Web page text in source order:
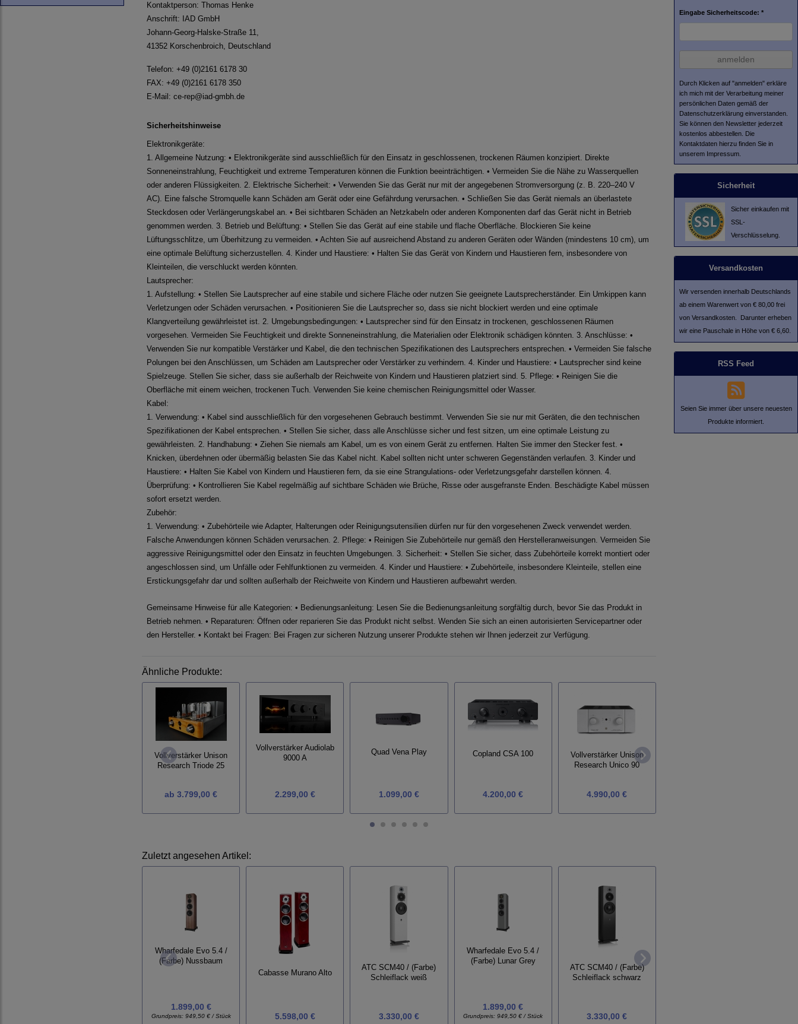
Kontaktperson: Thomas Henke
Anschrift: IAD GmbH
Johann-Georg-Halske-Straße 11,
41352 Korschenbroich, Deutschland
Telefon: +49 (0)2161 6178 30
FAX: +49 (0)2161 6178 350
E-Mail: ce-rep@iad-gmbh.de
Sicherheitshinweise
Elektronikgeräte:
1. Allgemeine Nutzung: • Elektronikgeräte sind ausschließlich für den Einsatz in geschlossenen, trockenen Räumen konzipiert. Direkte
Sonneneinstrahlung, Feuchtigkeit und extreme Temperaturen können die Funktion beeinträchtigen. • Vermeiden Sie die Nähe zu Wasserquellen
oder anderen Flüssigkeiten. 2. Elektrische Sicherheit: • Verwenden Sie das Gerät nur mit der angegebenen Stromversorgung (z. B. 220–240 V
AC). Eine falsche Stromquelle kann Schäden am Gerät oder eine Gefährdung verursachen. • Schließen Sie das Gerät niemals an überlastete
Steckdosen oder Verlängerungskabel an. • Bei sichtbaren Schäden an Netzkabeln oder anderen Komponenten darf das Gerät nicht in Betrieb
genommen werden. 3. Betrieb und Belüftung: • Stellen Sie das Gerät auf eine stabile und flache Oberfläche. Blockieren Sie keine
Lüftungsschlitze, um Überhitzung zu vermeiden. • Achten Sie auf ausreichend Abstand zu anderen Geräten oder Wänden (mindestens 10 cm), um
eine optimale Belüftung sicherzustellen. 4. Kinder und Haustiere: • Halten Sie das Gerät von Kindern und Haustieren fern, insbesondere von
Kleinteilen, die verschluckt werden könnten.
Lautsprecher:
1. Aufstellung: • Stellen Sie Lautsprecher auf eine stabile und sichere Fläche oder nutzen Sie geeignete Lautsprecherständer. Ein Umkippen kann
Verletzungen oder Schäden verursachen. • Positionieren Sie die Lautsprecher so, dass sie nicht blockiert werden und eine optimale
Klangverteilung gewährleistet ist. 2. Umgebungsbedingungen: • Lautsprecher sind für den Einsatz in trockenen, geschlossenen Räumen
vorgesehen. Vermeiden Sie Feuchtigkeit und direkte Sonneneinstrahlung, die Materialien oder Elektronik schädigen könnten. 3. Anschlüsse: •
Verwenden Sie nur kompatible Verstärker und Kabel, die den technischen Spezifikationen des Lautsprechers entsprechen. • Vermeiden Sie falsche
Polungen bei den Anschlüssen, um Schäden am Lautsprecher oder Verstärker zu verhindern. 4. Kinder und Haustiere: • Lautsprecher sind keine
Spielzeuge. Stellen Sie sicher, dass sie außerhalb der Reichweite von Kindern und Haustieren platziert sind. 5. Pflege: • Reinigen Sie die
Oberfläche mit einem weichen, trockenen Tuch. Verwenden Sie keine chemischen Reinigungsmittel oder Wasser.
Kabel:
1. Verwendung: • Kabel sind ausschließlich für den vorgesehenen Gebrauch bestimmt. Verwenden Sie sie nur mit Geräten, die den technischen
Spezifikationen der Kabel entsprechen. • Stellen Sie sicher, dass alle Anschlüsse sicher und fest sitzen, um eine optimale Leistung zu
gewährleisten. 2. Handhabung: • Ziehen Sie niemals am Kabel, um es von einem Gerät zu entfernen. Halten Sie immer den Stecker fest. •
Knicken, überdehnen oder übermäßig belasten Sie das Kabel nicht. Kabel sollten nicht unter schweren Gegenständen verlaufen. 3. Kinder und
Haustiere: • Halten Sie Kabel von Kindern und Haustieren fern, da sie eine Strangulations- oder Verletzungsgefahr darstellen können. 4.
Überprüfung: • Kontrollieren Sie Kabel regelmäßig auf sichtbare Schäden wie Brüche, Risse oder ausgefranste Enden. Beschädigte Kabel müssen
sofort ersetzt werden.
Zubehör:
1. Verwendung: • Zubehörteile wie Adapter, Halterungen oder Reinigungsutensilien dürfen nur für den vorgesehenen Zweck verwendet werden.
Falsche Anwendungen können Schäden verursachen. 2. Pflege: • Reinigen Sie Zubehörteile nur gemäß den Herstelleranweisungen. Vermeiden Sie
aggressive Reinigungsmittel oder den Einsatz in feuchten Umgebungen. 3. Sicherheit: • Stellen Sie sicher, dass Zubehörteile korrekt montiert oder
angeschlossen sind, um Unfälle oder Fehlfunktionen zu vermeiden. 4. Kinder und Haustiere: • Zubehörteile, insbesondere Kleinteile, stellen eine
Erstickungsgefahr dar und sollten außerhalb der Reichweite von Kindern und Haustieren aufbewahrt werden.
Gemeinsame Hinweise für alle Kategorien: • Bedienungsanleitung: Lesen Sie die Bedienungsanleitung sorgfältig durch, bevor Sie das Produkt in
Betrieb nehmen. • Reparaturen: Öffnen oder reparieren Sie das Produkt nicht selbst. Wenden Sie sich an einen autorisierten Servicepartner oder
den Hersteller. • Kontakt bei Fragen: Bei Fragen zur sicheren Nutzung unserer Produkte stehen wir Ihnen jederzeit zur Verfügung.
Ähnliche Produkte:
Vollverstärker Unison
Research Triode 25
ab 3.799,00 €
Vollverstärker Audiolab
9000 A
2.299,00 €
Quad Vena Play
1.099,00 €
Copland CSA 100
4.200,00 €
Vollverstärker Unison
Research Unico 90
4.990,00 €
Zuletzt angesehen Artikel:
Wharfedale Evo 5.4 /
(Farbe) Nussbaum
1.899,00 €
Grundpreis: 949,50 € / Stück
Cabasse Murano Alto
5.598,00 €
ATC SCM40 / (Farbe)
Schleiflack weiß
3.330,00 €
Wharfedale Evo 5.4 /
(Farbe) Lunar Grey
1.899,00 €
Grundpreis:949,50 € / Stück
ATC SCM40 / (Farbe)
Schleiflack schwarz
3.330,00 €
Eingabe Sicherheitscode: *
anmelden
Durch Klicken auf "anmelden" erkläre
ich mich mit der Verarbeitung meiner
persönlichen Daten gemäß der
Datenschutzerklärung einverstanden.
Sie können den Newsletter jederzeit
kostenlos abbestellen. Die
Kontaktdaten hierzu finden Sie in
unserem Impressum.
Sicherheit
Sicher einkaufen mit
SSL-
Verschlüsselung.
Versandkosten
Wir versenden innerhalb Deutschlands
ab einem Warenwert von € 80,00 frei
von Versandkosten. Darunter erheben
wir eine Pauschale in Höhe von € 6,60.
RSS Feed
Seien Sie immer über unsere neuesten
Produkte informiert.